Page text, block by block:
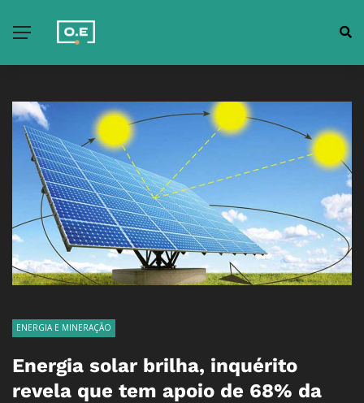
ENERGIA E MINERAÇÃO
Energia solar brilha, inquérito
revela que tem apoio de 68% da